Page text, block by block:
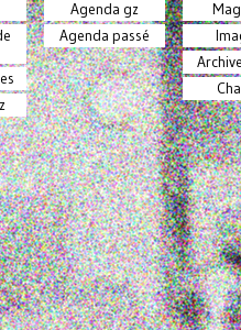
Agenda gz
Agenda passé